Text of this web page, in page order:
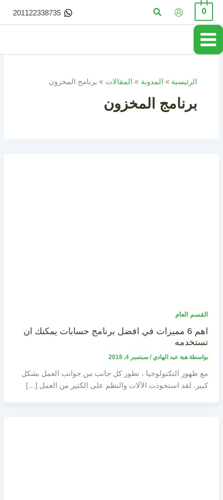
تخطي
المحتوى
0 البحث 201122338735
الرئيسية المدونة المقالات برنامج المخزون
برنامج المخزون
القسم العام
اهم 6 مميزات في افضل برنامج حسابات يمكنك ان
تستخدمه
بواسطة هبة عبد الهادي/ سبتمبر 4, 2018
مع ظهور التكنولوجيا ، تطور كل جانب من جوانب العمل بشكل
كبير. لقد استحوذت الآلات والنظم على الكثير من العمل […]